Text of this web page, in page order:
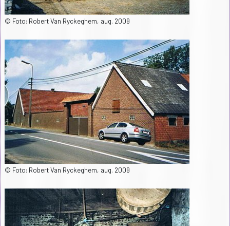
© Foto: Robert Van Ryckeghem, aug. 2009
© Foto: Robert Van Ryckeghem, aug. 2009